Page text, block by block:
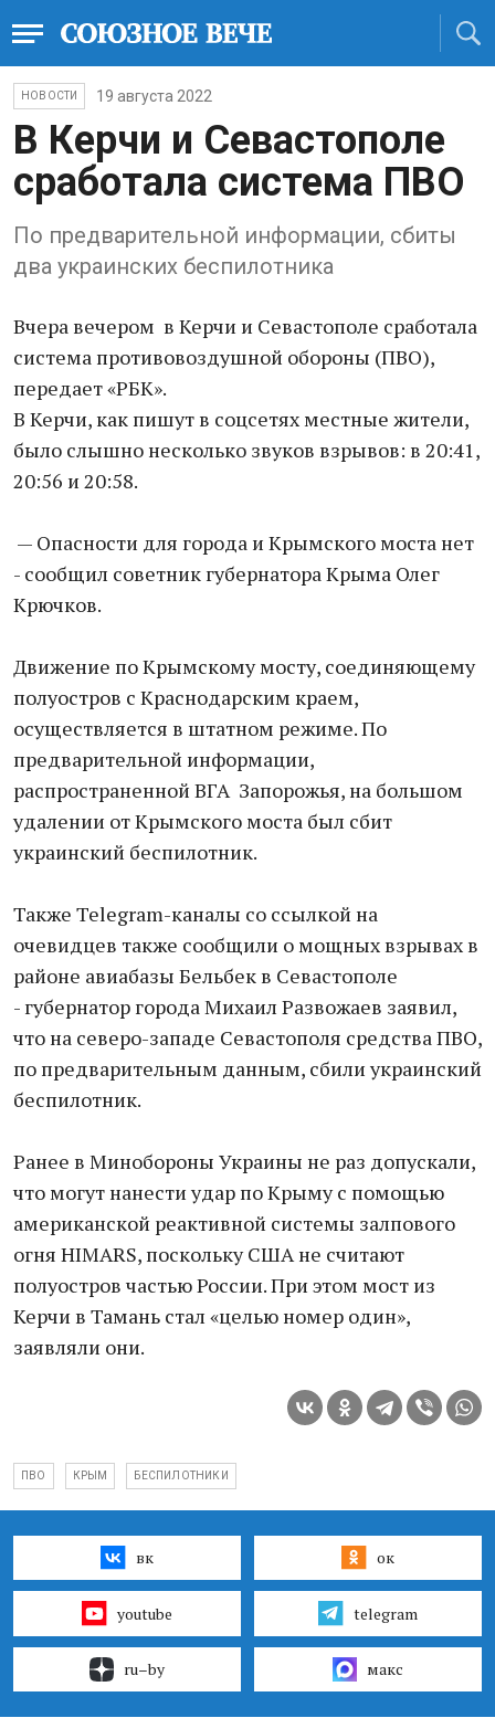
НОВОСТИ 19 августа 2022
В Керчи и Севастополе
сработала система ПВО
По предварительной информации, сбиты
два украинских беспилотника
Вчера вечером в Керчи и Севастополе сработала
система противовоздушной обороны (ПВО),
передает «РБК».
В Керчи, как пишут в соцсетях местные жители,
было слышно несколько звуков взрывов: в 20:41,
20:56 и 20:58.
— Опасности для города и Крымского моста нет
- сообщил советник губернатора Крыма Олег
Крючков.
Движение по Крымскому мосту, соединяющему
полуостров с Краснодарским краем,
осуществляется в штатном режиме. По
предварительной информации,
распространенной ВГА Запорожья, на большом
удалении от Крымского моста был сбит
украинский беспилотник.
Также Telegram-каналы со ссылкой на
очевидцев также сообщили о мощных взрывах в
районе авиабазы Бельбек в Севастополе
- губернатор города Михаил Развожаев заявил,
что на северо-западе Севастополя средства ПВО,
по предварительным данным, сбили украинский
беспилотник.
Ранее в Минобороны Украины не раз допускали,
что могут нанести удар по Крыму с помощью
американской реактивной системы залпового
огня HIMARS, поскольку США не считают
полуостров частью России. При этом мост из
Керчи в Тамань стал «целью номер один»,
заявляли они.
ПВО КРЫМ БЕСПИЛОТНИКИ
вк ок
youtube telegram
ru–by макс